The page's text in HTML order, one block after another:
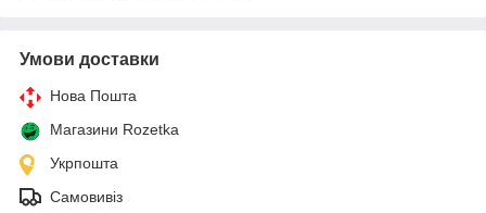
Умови доставки
Нова Пошта
Магазини Rozetka
Укрпошта
Самовивіз